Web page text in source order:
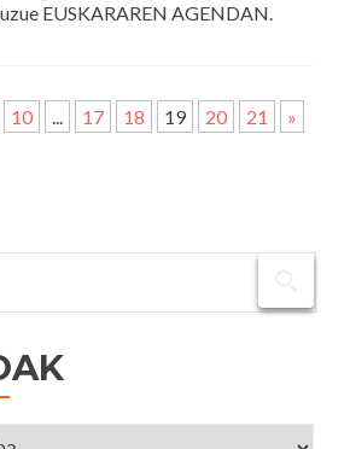
EUSKARAREN AGENDAN.
10 ... 17 18 19 20 21 »